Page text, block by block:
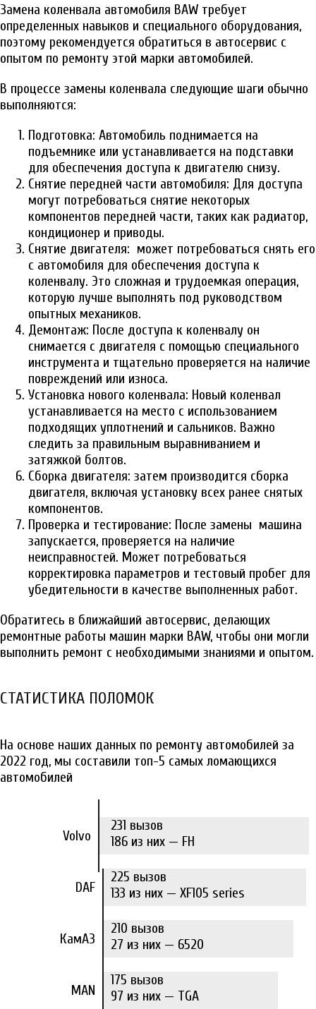
Замена коленвала автомобиля BAW требует
определенных навыков и специального оборудования,
поэтому рекомендуется обратиться в автосервис с
опытом по ремонту этой марки автомобилей.
В процессе замены коленвала следующие шаги обычно
выполняются:
Подготовка: Автомобиль поднимается на
подъемнике или устанавливается на подставки
для обеспечения доступа к двигателю снизу.
Снятие передней части автомобиля: Для доступа
могут потребоваться снятие некоторых
компонентов передней части, таких как радиатор,
кондиционер и приводы.
Снятие двигателя: может потребоваться снять его
с автомобиля для обеспечения доступа к
коленвалу. Это сложная и трудоемкая операция,
которую лучше выполнять под руководством
опытных механиков.
Демонтаж: После доступа к коленвалу он
снимается с двигателя с помощью специального
инструмента и тщательно проверяется на наличие
повреждений или износа.
Установка нового коленвала: Новый коленвал
устанавливается на место с использованием
подходящих уплотнений и сальников. Важно
следить за правильным выравниванием и
затяжкой болтов.
Сборка двигателя: затем производится сборка
двигателя, включая установку всех ранее снятых
компонентов.
Проверка и тестирование: После замены машина
запускается, проверяется на наличие
неисправностей. Может потребоваться
корректировка параметров и тестовый пробег для
убедительности в качестве выполненных работ.
Обратитесь в ближайший автосервис, делающих
ремонтные работы машин марки BAW, чтобы они могли
выполнить ремонт с необходимыми знаниями и опытом.
СТАТИСТИКА ПОЛОМОК
На основе наших данных по ремонту автомобилей за
2022 год, мы составили топ-5 самых ломающихся
автомобилей
Volvo
231 вызов
186 из них — FH
DAF
225 вызов
133 из них — XF105 series
КамАЗ
210 вызов
27 из них — 6520
MAN
175 вызов
97 из них — TGA